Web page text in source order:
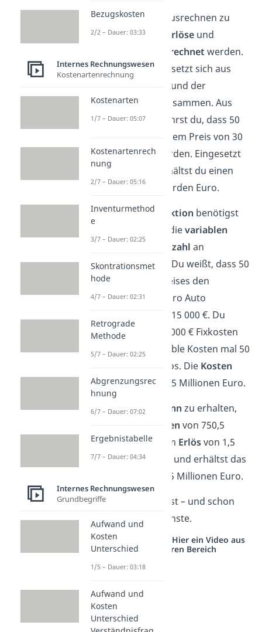
Um denGewinn
ausrechnen zu
können, müssen
Erlöseund
Gesamtkosten berechnet werden.
DieErlösfunktion
setzt sich aus
und der
Absatzmenge x
zusammen. Aus
den Angaben erfährst du, dass 50
000 Autos zu je einem Preis von 30
000 € verkauft wurden. Eingesetzt
in die Funktion erhältst du einen
Erlösvon 1,5 Milliarden Euro.
Für dieKostenfunktion benötigst
dievariablen
Kosten
Anzahl an
verkauften Autos. Du weißt, dass 50
% des Verkaufspreises den
variablen Kosten pro Auto
entsprechen, also 15 000 €. Du
rechnest also 500 000 € Fixkosten
plus 15 000 € variable Kosten mal 50
000 verkaufte Autos. Die Kosten
lagen also bei 750,5 Millionen Euro.
Um nun den
Gewinn zu erhalten,
Kosten von 750,5
Millionen Euro vom Erlösvon 1,5
Milliarden Euro ab und erhältst das
von 749,5 Millionen Euro.
Eine Aufgabe gelöst – und schon
geht es an die nächste.
Studyflix vernetzt: Hier ein Video aus
einem anderen Bereich
Bezugskosten
2/2 – Dauer: 03:33
Internes Rechnungswesen
Kostenartenrechnung
Kostenarten
1/7 – Dauer: 05:07
Kostenartenrech
nung
2/7 – Dauer: 05:16
Inventurmethod
e
3/7 – Dauer: 02:25
Skontrationsmet
hode
4/7 – Dauer: 02:31
Retrograde
Methode
5/7 – Dauer: 02:25
Abgrenzungsrec
hnung
6/7 – Dauer: 07:02
Ergebnistabelle
7/7 – Dauer: 04:34
Internes Rechnungswesen
Grundbegriffe
Aufwand und
Kosten
Unterschied
1/5 – Dauer: 03:18
Aufwand und
Kosten
Unterschied